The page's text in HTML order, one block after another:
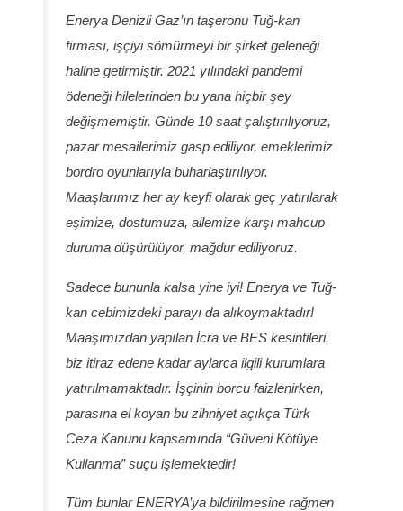
Enerya Denizli Gaz’ın taşeronu Tuğ-kan
firması, işçiyi sömürmeyi bir şirket geleneği
haline getirmiştir. 2021 yılındaki pandemi
ödeneği hilelerinden bu yana hiçbir şey
değişmemiştir. Günde 10 saat çalıştırılıyoruz,
pazar mesailerimiz gasp ediliyor, emeklerimiz
bordro oyunlarıyla buharlaştırılıyor.
Maaşlarımız her ay keyfi olarak geç yatırılarak
eşimize, dostumuza, ailemize karşı mahcup
duruma düşürülüyor, mağdur ediliyoruz.
Sadece bununla kalsa yine iyi! Enerya ve Tuğ-
kan cebimizdeki parayı da alıkoymaktadır!
Maaşımızdan yapılan İcra ve BES kesintileri,
biz itiraz edene kadar aylarca ilgili kurumlara
yatırılmamaktadır. İşçinin borcu faizlenirken,
parasına el koyan bu zihniyet açıkça Türk
Ceza Kanunu kapsamında “Güveni Kötüye
Kullanma” suçu işlemektedir!
Tüm bunlar ENERYA’ya bildirilmesine rağmen